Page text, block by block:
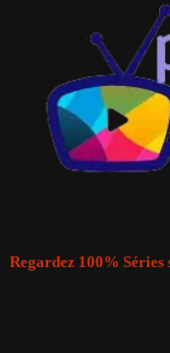
Regardez 100%